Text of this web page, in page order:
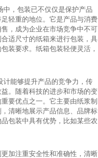
中，包装已不仅仅是保护产品
轻重的地位。它是产品与消费
，成为企业在市场竞争中不可
适尺寸的纸箱来进行包装，具
装要求。纸箱包装轻便灵活，
计能够提升产品的竞争力，传
。随着科技的进步和市场的变
要优点之一。它主要由纸浆制
清晰地展示产品信息、品牌标
包装中具有优势，比如某些农
加注重安全性和准确性，清晰